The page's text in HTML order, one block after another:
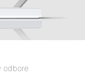
odbore